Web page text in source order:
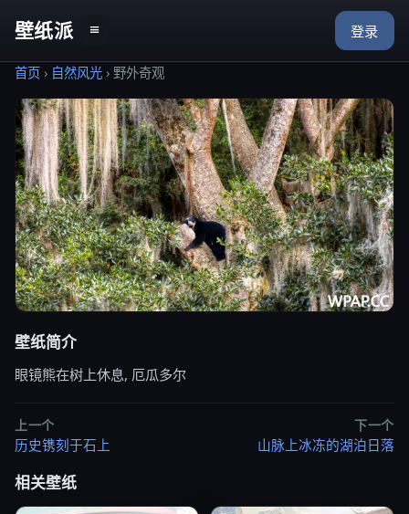
壁纸派 ≡ 登录
首页 › 自然风光 › 野外奇观
壁纸简介
眼镜熊在树上休息, 厄瓜多尔
上一个
历史镌刻于石上
下一个
山脉上冰冻的湖泊日落
相关壁纸